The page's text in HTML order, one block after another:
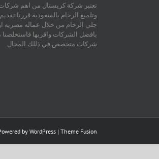
تعتبر شركة كريستال من اهم
وتلميع الرخام بالسعودية قررنا
جلي الرخام من خلال عماله مصريه او
بافضل الشركات واقربها
شركات متخصص في ذللك المجال
by WordPress | Theme Fusion